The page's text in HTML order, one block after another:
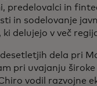
predelovalci in
in sodelovanje
delujejo v več
dela pri
pri uvajanju
vodil razvojne